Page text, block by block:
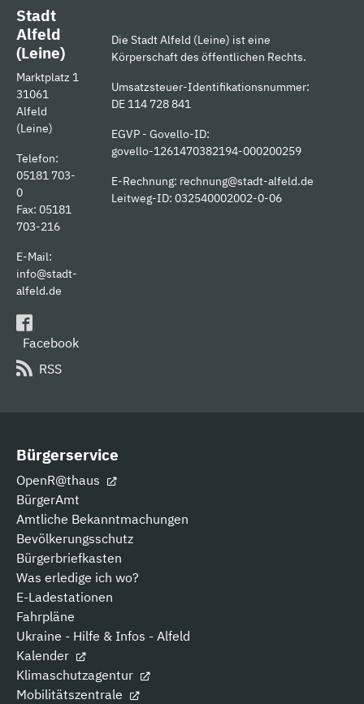
Stadt
Alfeld
(Leine)
Marktplatz 1
31061
Alfeld
(Leine)
Telefon:
05181 703-
0
Fax: 05181
703-216
E-Mail:
info@stadt-
alfeld.de
Facebook
RSS
Die Stadt Alfeld (Leine) ist eine
Körperschaft des öffentlichen Rechts.
Umsatzsteuer-Identifikationsnummer:
DE 114 728 841
EGVP - Govello-ID:
govello-1261470382194-000200259
E-Rechnung: rechnung@stadt-alfeld.de
Leitweg-ID: 032540002002-0-06
Bürgerservice
OpenR@thaus
BürgerAmt
Amtliche Bekanntmachungen
Bevölkerungsschutz
Bürgerbriefkasten
Was erledige ich wo?
E-Ladestationen
Fahrpläne
Ukraine - Hilfe & Infos - Alfeld
Kalender
Klimaschutzagentur
Mobilitätszentrale